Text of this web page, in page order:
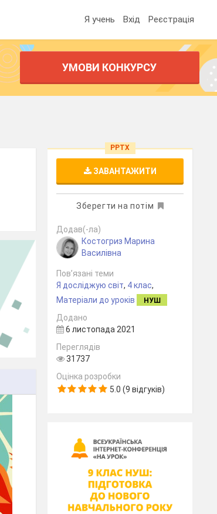
Я учень Вхід Реєстрація
УМОВИ КОНКУРСУ
PPTX
ЗАВАНТАЖИТИ
Зберегти на потім
Додав(-ла)
Костогриз Марина
Василівна
Пов’язані теми
Я досліджую світ, 4 клас,
Матеріали до уроків
НУШ
Додано
6 листопада 2021
Переглядів
31737
Оцінка розробки
5.0 (9 відгуків)